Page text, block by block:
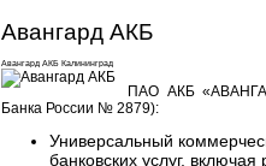
Авангард АКБ
Авангард АКБ Калининград
ПАО АКБ
Банка России № 2879):
Универсальный
банковских услуг,